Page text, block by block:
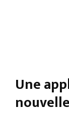
Une